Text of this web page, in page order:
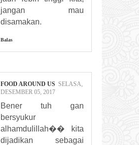
jangan mau
disamakan.
Balas
FOOD AROUND US SELASA,
DESEMBER 05, 2017
Bener tuh gan
bersyukur
alhamdulillah�� kita
dijadikan sebagai